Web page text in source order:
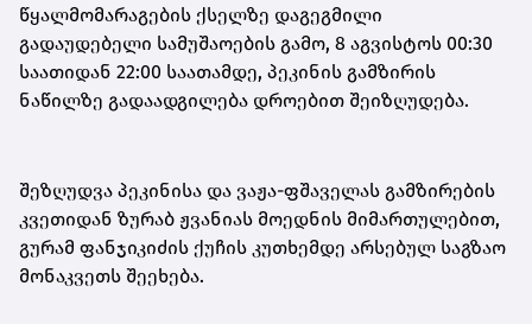
წყალმომარაგების ქსელზე დაგეგმილი
გადაუდებელი სამუშაოების გამო, 8 აგვისტოს 00:30
საათიდან 22:00 საათამდე, პეკინის გამზირის
ნაწილზე გადაადგილება დროებით შეიზღუდება.
შეზღუდვა პეკინისა და ვაჟა-ფშაველას გამზირების
კვეთიდან ზურაბ ჟვანიას მოედნის მიმართულებით,
გურამ ფანჯიკიძის ქუჩის კუთხემდე არსებულ საგზაო
მონაკვეთს შეეხება.